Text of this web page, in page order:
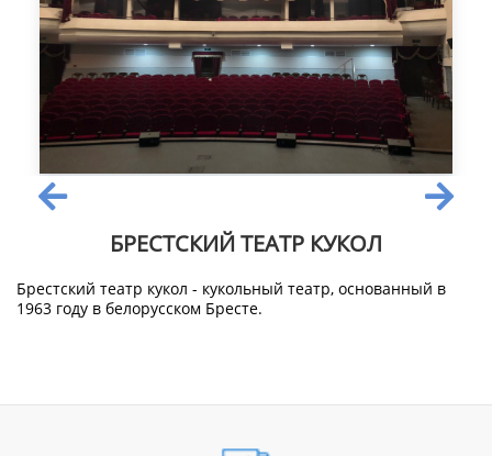
БРЕСТСКИЙ ТЕАТР КУКОЛ
Брестский театр кукол - кукольный театр, основанный в
1963 году в белорусском Бресте.